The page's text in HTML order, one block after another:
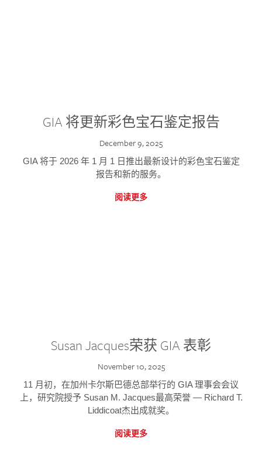
GIA 将更新彩色宝石鉴定报告
December 9, 2025
GIA 将于 2026 年 1 月 1 日推出最新设计的彩色宝石鉴定
报告和新的服务。
阅读更多
Susan Jacques荣获 GIA 表彰
November 10, 2025
11 月初，在加州卡尔斯巴德总部举行的 GIA 理事会会议
上，研究院授予 Susan M. Jacques最高荣誉 — Richard T.
Liddicoat杰出成就奖。
阅读更多